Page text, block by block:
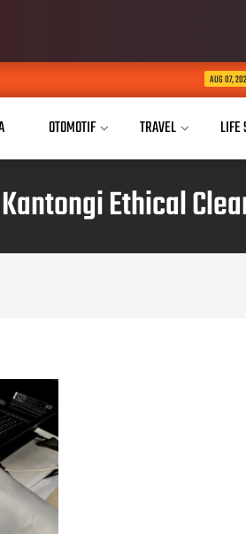
Buka Akses
OTOMOTIF TRAVEL LIFE
Ethical